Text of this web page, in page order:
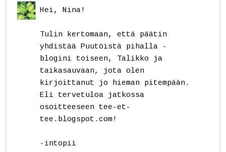
Hei, Nina!
Tulin kertomaan, että päätin
yhdistää Puutöistä pihalla -
blogini toiseen, Talikko ja
taikasauvaan, jota olen
kirjoittanut jo hieman pitempään.
Eli tervetuloa jatkossa
osoitteeseen tee-et-
tee.blogspot.com!
-intopii